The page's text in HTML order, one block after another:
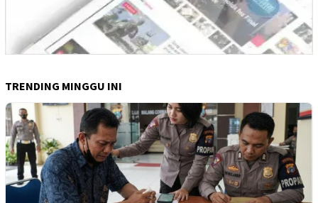
TRENDING MINGGU INI